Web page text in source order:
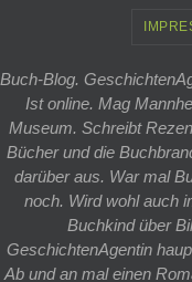
Buch-Blog.
Ist online. Mag
Museum. Schreibt
Bücher und die
darüber aus. War mal
noch. Wird wohl auch
Buchkind über
GeschichtenAgentin
Ab und an mal einen